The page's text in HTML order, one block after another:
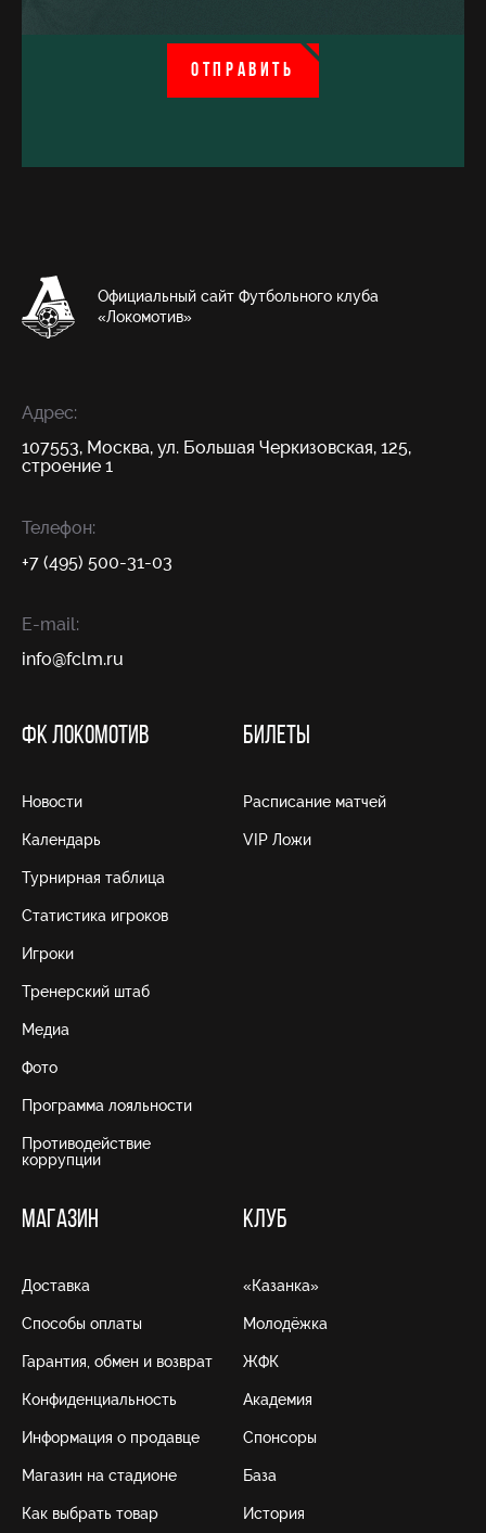
ОТПРАВИТЬ
Официальный сайт Футбольного клуба
«Локомотив»
Адрес:
107553, Москва, ул. Большая Черкизовская, 125,
строение 1
Телефон:
+7 (495) 500-31-03
E-mail:
info@fсlm.ru
ФК ЛОКОМОТИВ
Новости
Календарь
Турнирная таблица
Статистика игроков
Игроки
Тренерский штаб
Медиа
Фото
Программа лояльности
Противодействие
коррупции
БИЛЕТЫ
Расписание матчей
VIP Ложи
МАГАЗИН
Доставка
Способы оплаты
Гарантия, обмен и возврат
Конфиденциальность
Информация о продавце
Магазин на стадионе
Как выбрать товар
КЛУБ
«Казанка»
Молодёжка
ЖФК
Академия
Спонсоры
База
История